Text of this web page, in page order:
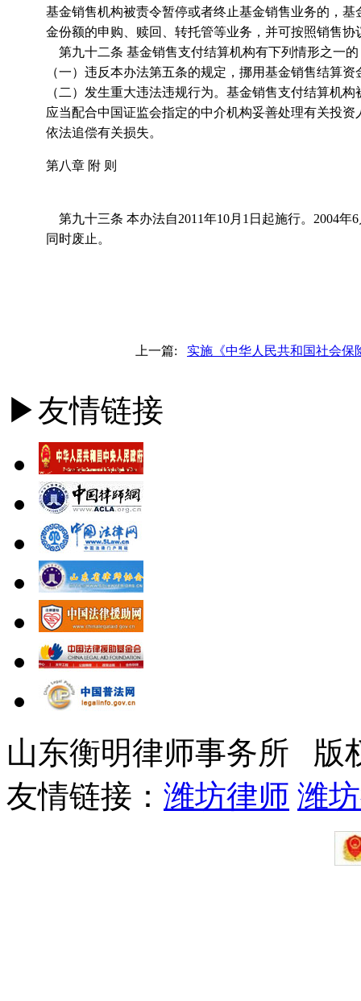
基金销售机构被责令暂停或者终止基金销售业务的，
金份额的申购、赎回、转托管等业务，并可按照销售
第九十二条 基金销售支付结算机构有下列情形之一
（一）违反本办法第五条的规定，挪用基金销售结算资
（二）发生重大违法违规行为。基金销售支付结算机
应当配合中国证监会指定的中介机构妥善处理有关投
依法追偿有关损失。
第八章 附 则
第九十三条 本办法自2011年10月1日起施行。2004年
同时废止。
上一篇: 实施《中华人民共和国社会保
▶友情链接
山东衡明律师事务所 版
友情链接： 潍坊律师 潍